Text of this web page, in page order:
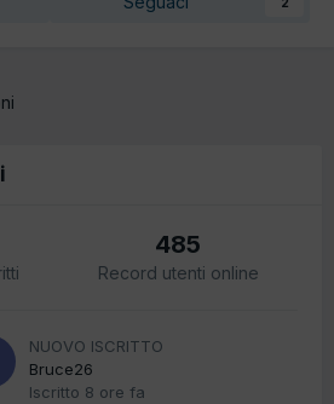
485
Record utenti online
NUOVO ISCRITTO
Bruce26
Iscritto 8 ore fa